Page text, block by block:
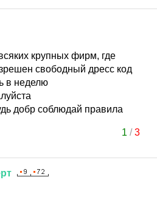
крупных фирм, где
свободный дресс код
в неделю
добр соблюдай правила
1 /3